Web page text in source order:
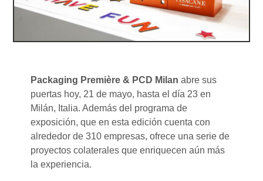
Packaging Première & PCD Milanabre sus
puertas hoy, 21 de mayo, hasta el día 23 en
Milán, Italia. Además del programa de
exposición, que en esta edición cuenta con
alrededor de 310 empresas, ofrece una serie de
proyectos colaterales que enriquecen aún más
la experiencia.